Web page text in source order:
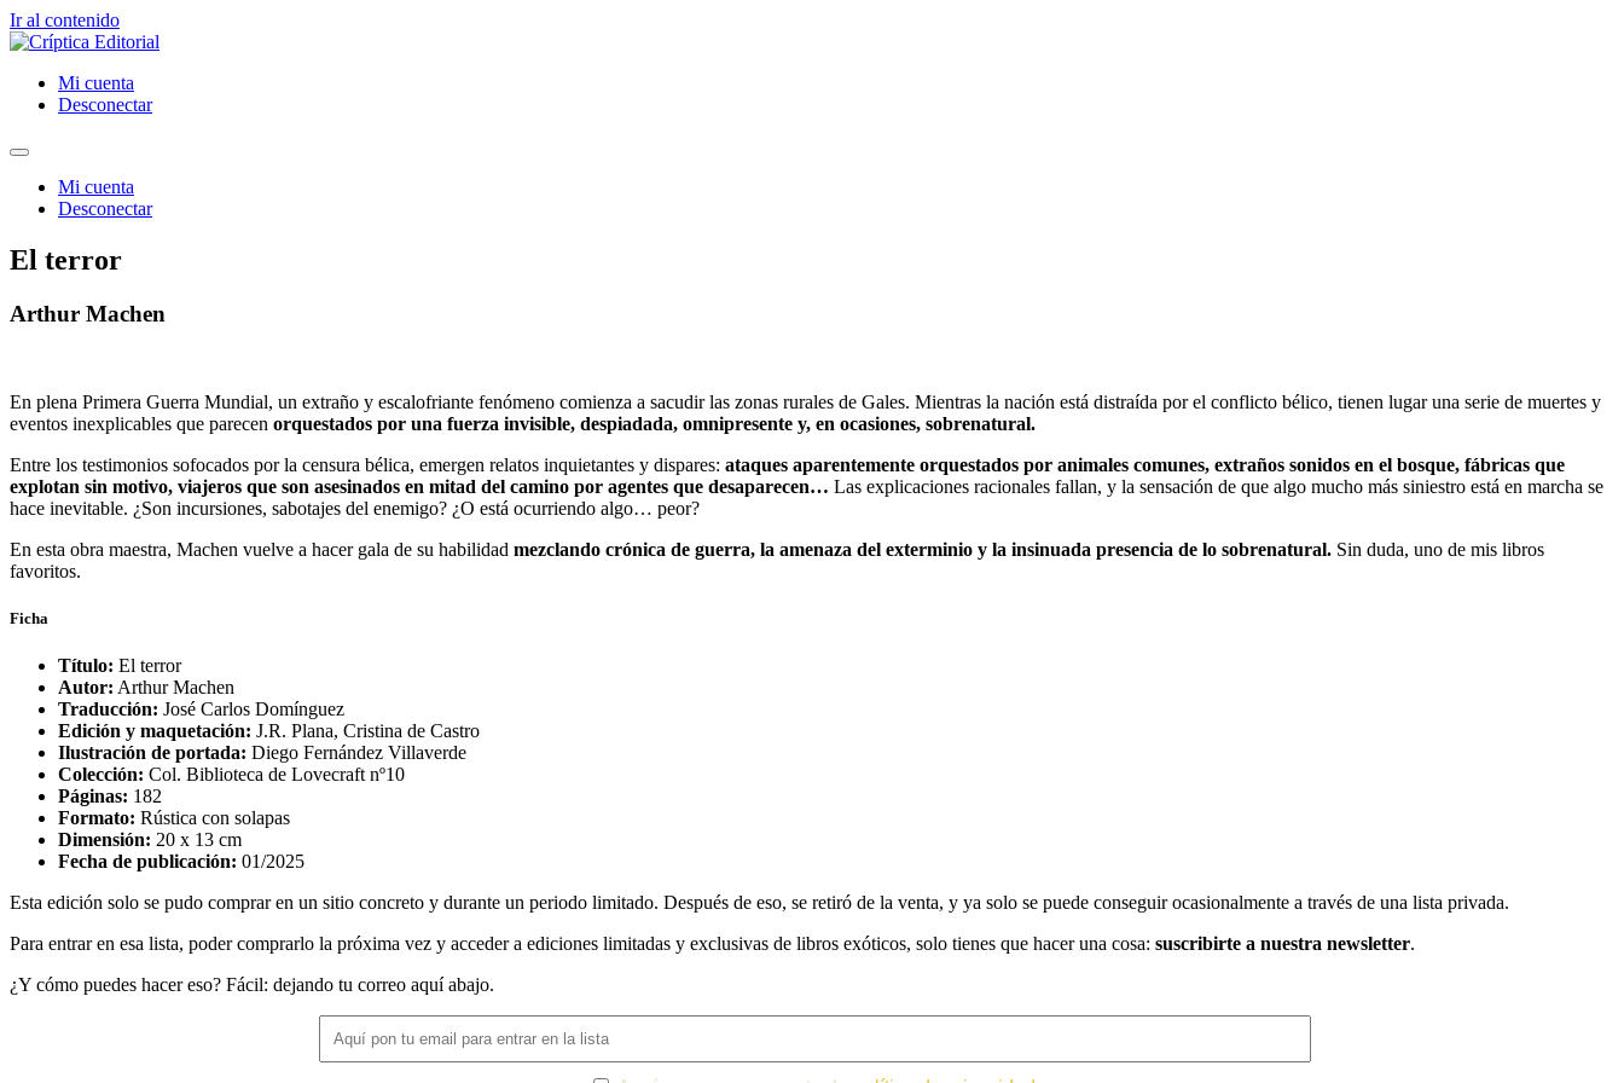
Ir al contenido
Mi cuenta
Desconectar
Mi cuenta
Desconectar
El terror
Arthur Machen
En plena Primera Guerra Mundial, un extraño y escalofriante fenómeno comienza a sacudir las zonas rurales de Gales. Mientras la nación está distraída por el conflicto bélico, tienen lugar una serie de muertes y
eventos inexplicables que parecen orquestados por una fuerza invisible, despiadada, omnipresente y, en ocasiones, sobrenatural.
Entre los testimonios sofocados por la censura bélica, emergen relatos inquietantes y dispares: ataques aparentemente orquestados por animales comunes, extraños sonidos en el bosque, fábricas que
explotan sin motivo, viajeros que son asesinados en mitad del camino por agentes que desaparecen… Las explicaciones racionales fallan, y la sensación de que algo mucho más siniestro está en marcha se
hace inevitable. ¿Son incursiones, sabotajes del enemigo? ¿O está ocurriendo algo… peor?
En esta obra maestra, Machen vuelve a hacer gala de su habilidad mezclando crónica de guerra, la amenaza del exterminio y la insinuada presencia de lo sobrenatural. Sin duda, uno de mis libros
favoritos.
Ficha
Título: El terror
Autor: Arthur Machen
Traducción: José Carlos Domínguez
Edición y maquetación: J.R. Plana, Cristina de Castro
Ilustración de portada: Diego Fernández Villaverde
Colección: Col. Biblioteca de Lovecraft nº10
Páginas: 182
Formato: Rústica con solapas
Dimensión: 20 x 13 cm
Fecha de publicación: 01/2025
Esta edición solo se pudo comprar en un sitio concreto y durante un periodo limitado. Después de eso, se retiró de la venta, y ya solo se puede conseguir ocasionalmente a través de una lista privada.
Para entrar en esa lista, poder comprarlo la próxima vez y acceder a ediciones limitadas y exclusivas de libros exóticos, solo tienes que hacer una cosa: suscribirte a nuestra newsletter.
¿Y cómo puedes hacer eso? Fácil: dejando tu correo aquí abajo.